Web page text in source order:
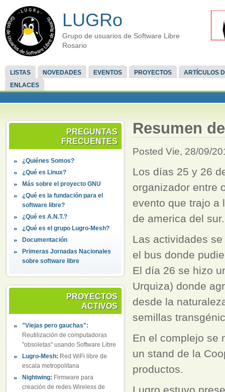
LUGRo
Grupo de usuarios de Software Libre
Rosario
LISTAS NOVEDADES EVENTOS PROYECTOS
ARTÍCULOS
ENLACES
PREGUNTAS
FRECUENTES
¿Quiénes Somos?
¿Qué es Linux?
Más sobre el proyecto GNU
¿Qué es la fundación para el
software libre?
¿Qué es A.N.T.?
¿Qué es el grupo Lugro-Mesh?
Documentación
Primeras Jornadas Nacionales
sobre software libre
PROYECTOS
ACTIVOS
"Viejas pero gauchas":
Reutilización de computadoras
"obsoletas" usando Software Libre
Lugro-Mesh: Red WiFi libre de
escala metropolitana
Nightwing: Firmware para
creación de redes Wireless de
Resumen
Posted Vie, 28/09/
Los días 25 y 26
organizador entre
evento que trajo a
de america del sur.
Las actividades
el bus donde
El día 26 se hizo
Urquiza) donde
desde la
semillas
En el complejo se
un stand de la
productos.